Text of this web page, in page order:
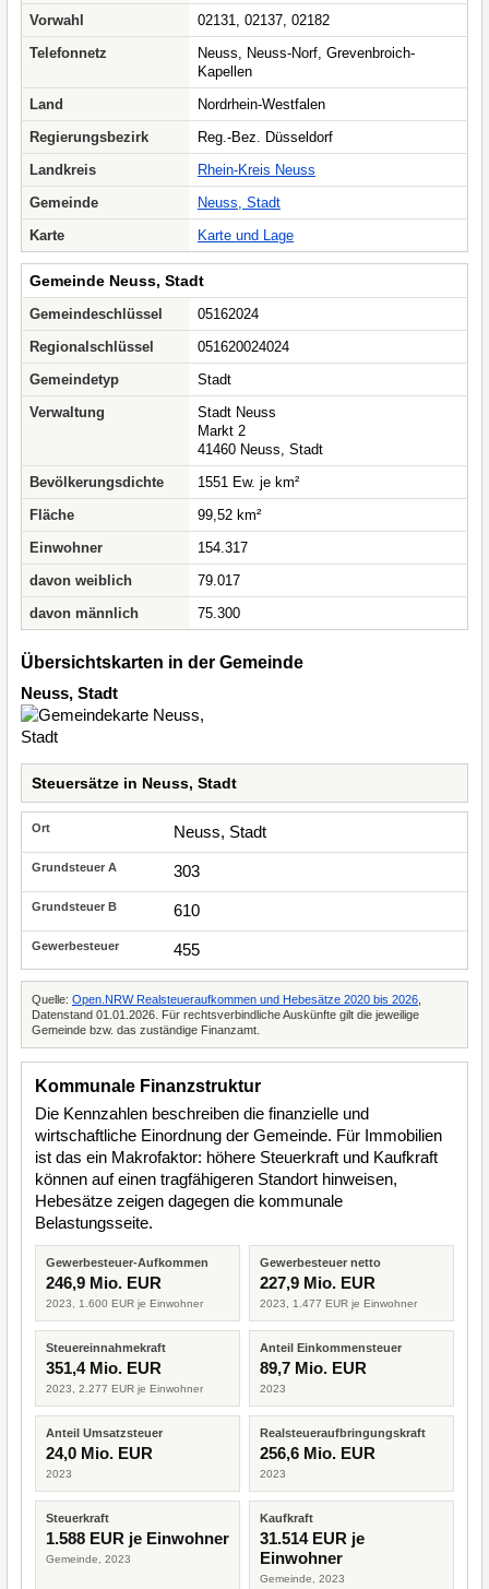
Vorwahl
02131, 02137, 02182
Telefonnetz
Neuss, Neuss-Norf, Grevenbroich-
Kapellen
Land
Nordrhein-Westfalen
Regierungsbezirk
Reg.-Bez. Düsseldorf
Landkreis
Rhein-Kreis Neuss
Gemeinde
Neuss, Stadt
Karte
Karte und Lage
Gemeinde Neuss, Stadt
Gemeindeschlüssel
05162024
Regionalschlüssel
051620024024
Gemeindetyp
Stadt
Verwaltung
Stadt Neuss
Markt 2
41460 Neuss, Stadt
Bevölkerungsdichte
1551 Ew. je km²
Fläche
99,52 km²
Einwohner
154.317
davon weiblich
79.017
davon männlich
75.300
Übersichtskarten in der Gemeinde
Neuss, Stadt
Steuersätze in Neuss, Stadt
Neuss, Stadt
303
610
455
Quelle: Open.NRW Realsteueraufkommen und Hebesätze 2020 bis 2026
Datenstand 01.01.2026. Für rechtsverbindliche Auskünfte gilt die jeweilige
Gemeinde bzw. das zuständige Finanzamt.
Kommunale Finanzstruktur
Die Kennzahlen beschreiben die finanzielle und
wirtschaftliche Einordnung der Gemeinde. Für Immobilien
ist das ein Makrofaktor: höhere Steuerkraft und Kaufkraft
können auf einen tragfähigeren Standort hinweisen,
Hebesätze zeigen dagegen die kommunale
Belastungsseite.
Gewerbesteuer-Aufkommen
246,9 Mio. EUR
2023, 1.600 EUR je Einwohner
Gewerbesteuer netto
227,9 Mio. EUR
2023, 1.477 EUR je Einwohner
Steuereinnahmekraft
351,4 Mio. EUR
2023, 2.277 EUR je Einwohner
Anteil Einkommensteuer
89,7 Mio. EUR
2023
Anteil Umsatzsteuer
24,0 Mio. EUR
2023
Realsteueraufbringungskraft
256,6 Mio. EUR
2023
Steuerkraft
1.588 EUR je Einwohner
Gemeinde, 2023
Kaufkraft
31.514 EUR je
Einwohner
Gemeinde, 2023